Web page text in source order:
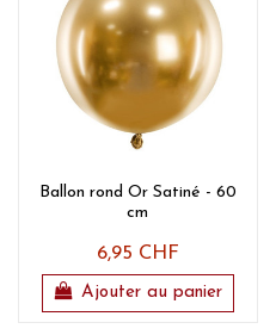
Ballon rond Or Satiné - 60
cm
6,95 CHF
Ajouter au panier